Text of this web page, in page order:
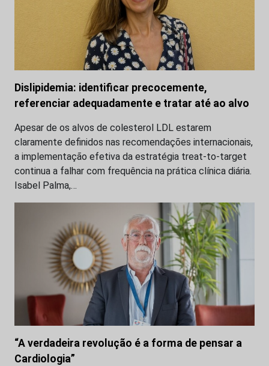
Dislipidemia: identificar precocemente,
referenciar adequadamente e tratar até ao alvo
Apesar de os alvos de colesterol LDL estarem
claramente definidos nas recomendações internacionais,
a implementação efetiva da estratégia treat-to-target
continua a falhar com frequência na prática clínica diária.
Isabel Palma,…
“A verdadeira revolução é a forma de pensar a
Cardiologia”